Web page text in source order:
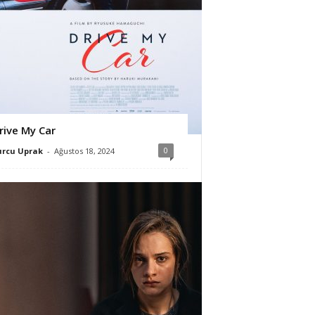
My Car
Uprak - Ağustos 18, 2024 0